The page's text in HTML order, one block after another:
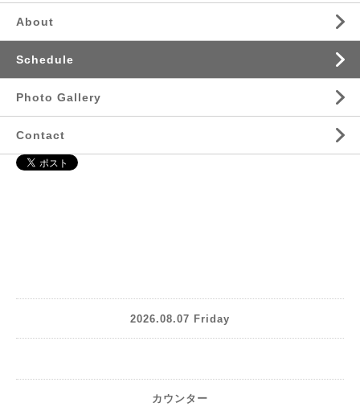
About
Schedule
Photo Gallery
Contact
2026.08.07 Friday
カウンター